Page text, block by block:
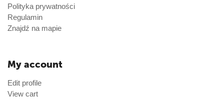
Polityka prywatności
Regulamin
Znajdź na mapie
My account
Edit profile
View cart